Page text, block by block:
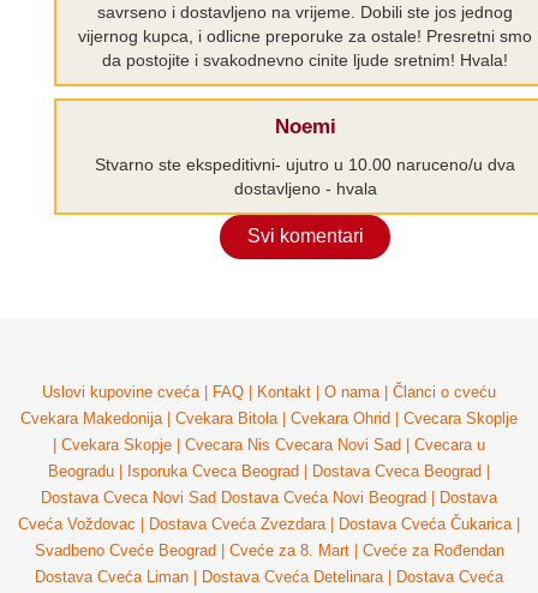
savrseno i dostavljeno na vrijeme. Dobili ste jos jednog
vijernog kupca, i odlicne preporuke za ostale! Presretni smo
da postojite i svakodnevno cinite ljude sretnim! Hvala!
Noemi
Stvarno ste ekspeditivni- ujutro u 10.00 naruceno/u dva
dostavljeno - hvala
Svi komentari
Uslovi kupovine cveća FAQ Kontakt O nama
Članci o cveću
Cvekara Makedonija
Cvekara Bitola Cvekara Ohrid
Cvecara Skoplje
Cvekara Skopje Cvecara Nis Cvecara Novi Sad
Cvecara u
Beogradu
Isporuka Cveca Beograd Dostava Cveca Beograd
Dostava Cveca Novi Sad Dostava Cveća Novi Beograd
Dostava
Cveća Voždovac
Dostava Cveća Zvezdara Dostava Cveća Čukarica
Svadbeno Cveće Beograd
Cveće za 8. Mart
Cveće za Rođendan
Dostava Cveća Liman
Dostava Cveća Detelinara
Dostava Cveća